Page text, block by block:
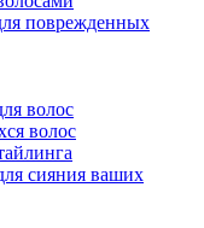
поврежденных
волос
волос
сияния ваших